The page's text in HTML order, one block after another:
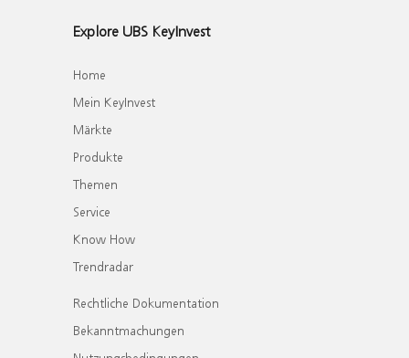
Explore UBS KeyInvest
Home
Mein KeyInvest
Märkte
Produkte
Themen
Service
Know How
Trendradar
Rechtliche Dokumentation
Bekanntmachungen